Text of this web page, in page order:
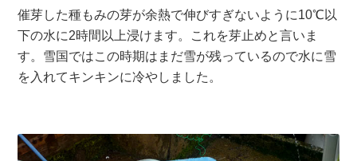
催芽した種もみの芽が余熱で伸びすぎないように10℃以
下の水に2時間以上浸けます。これを芽止めと言いま
す。雪国ではこの時期はまだ雪が残っているので水に雪
を入れてキンキンに冷やしました。